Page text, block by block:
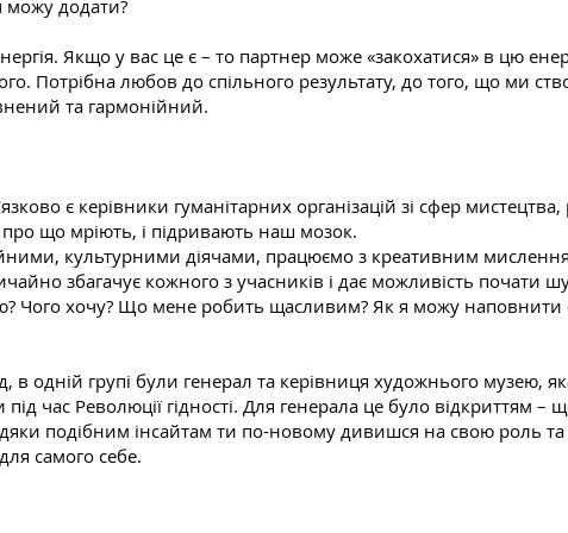
можу додати?
Якщо у вас це є – то партнер може «закохатися» в цю
Потрібна любов до спільного результату, до того, що ми
та гармонійний.
є керівники гуманітарних організацій зі сфер мистецтва,
про що мріють, і підривають наш мозок.
культурними діячами, працюємо з креативним
збагачує кожного з учасників і дає можливість почати
Чого хочу? Що мене робить щасливим? Як я можу наповнити
одній групі були генерал та керівниця художнього музею,
час Революції гідності. Для генерала це було відкриттям –
подібним інсайтам ти по-новому дивишся на свою роль та
самого себе.